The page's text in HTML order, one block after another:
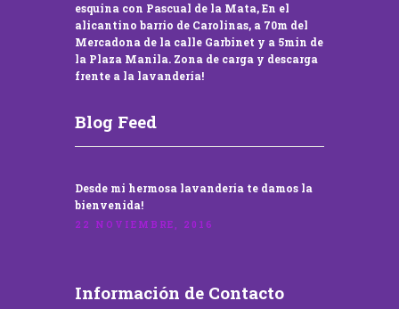
esquina con Pascual de la Mata, En el
alicantino barrio de Carolinas, a 70m del
Mercadona de la calle Garbinet y a 5min de
la Plaza Manila. Zona de carga y descarga
frente a la lavandería!
Blog Feed
Desde mi hermosa lavandería te damos la
bienvenida!
22 NOVIEMBRE, 2016
Información de Contacto